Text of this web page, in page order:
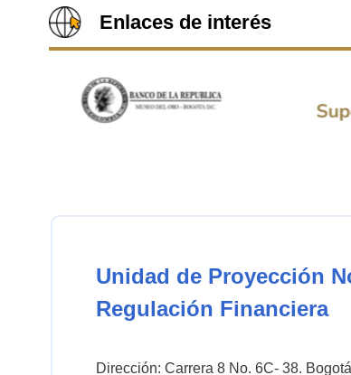
Enlaces de interés
Unidad de Proyección
Regulación Financiera
Dirección: Carrera 8 No. 6C- 38.